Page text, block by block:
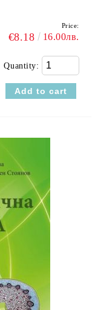
Price:
€8.18 16.00лв.
Quantity: